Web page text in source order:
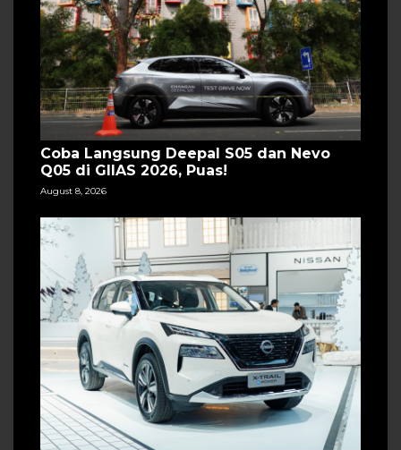
Coba Langsung Deepal S05 dan Nevo
Q05 di GIIAS 2026, Puas!
August 8, 2026